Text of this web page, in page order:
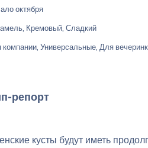
октября
Кремовый, Сладкий
компании, Универсальные, Для
репорт
кусты будут иметь